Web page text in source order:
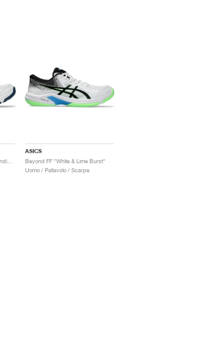
Beyond FF "White & Vintage Indigo"
ASICS
Beyond FF "White & Lime Burst"
Uomo / Pallavolo / Scarpe